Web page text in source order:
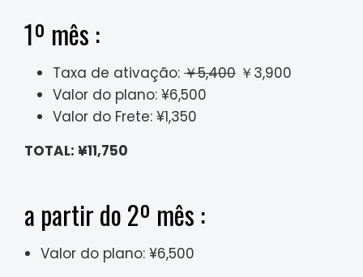
1º mês :
Taxa de ativação: ￥5,400 ￥3,900
Valor do plano: ¥6,500
Valor do Frete: ¥1,350
TOTAL: ¥11,750
a partir do 2º mês :
Valor do plano: ¥6,500